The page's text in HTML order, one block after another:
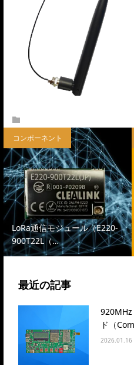
コンポーネント
LoRa通信モジュール（E220-
900T22L（…
最近の記事
920MHz
ド（
2026.01.16